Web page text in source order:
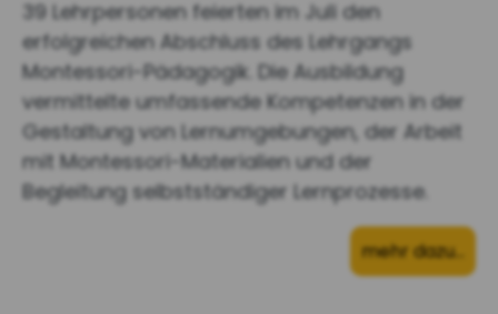
39 Lehrpersonen feierten im Juli den
erfolgreichen Abschluss des Lehrgangs
Montessori-Pädagogik. Die Ausbildung
vermittelte umfassende Kompetenzen in der
Gestaltung von Lernumgebungen, der Arbeit
mit Montessori-Materialien und der
Begleitung selbstständiger Lernprozesse.
mehr dazu…